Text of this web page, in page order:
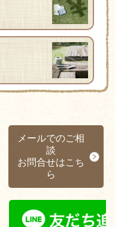
メールでのご相
談
お問合せはこち
ら